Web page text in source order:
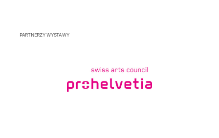
PARTNERZY WYSTAWY